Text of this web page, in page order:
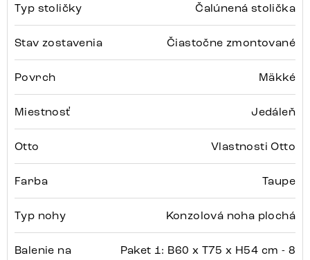
Typ stoličky Čalúnená stolička
Stav zostavenia Čiastočne zmontované
Povrch Mäkké
Miestnosť Jedáleň
Otto Vlastnosti Otto
Farba Taupe
Typ nohy Konzolová noha plochá
Balenie na
Paket 1: B60 x T75 x H54 cm - 8